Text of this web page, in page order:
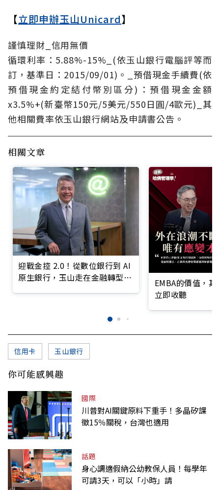
【立即申辦玉山Unicard】
謹慎理財_信用無價
循環利率：5.88%-15%_(依玉山銀行電腦評等而
訂，基準日：2015/09/01)。_預借現金手續費(依
預借現金約定結付幣別區分)：預借現金金額
x3.5%+(新臺幣150元/5美元/550日圓/4歐元)_其
他相關費率依玉山銀行網站及申請書公告。
相關文章
迎戰金控 2.0！從數位銀行到 AI
原生銀行，玉山走在金融轉型最
EMBA的價值，
立即收聽
信用卡 玉山銀行
你可能感興趣
國際
川普對AI關鍵原料下重手！多晶矽課
徵15％關稅，台灣也適用
話題
身心調適假納公幼教保人員！每學年
可請3天，可以「小時」請